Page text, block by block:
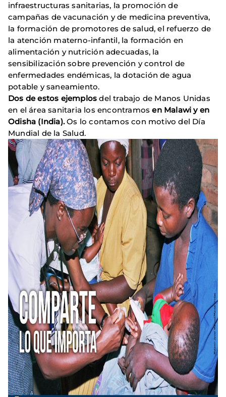
infraestructuras sanitarias, la promoción de
campañas de vacunación y de medicina preventiva,
la formación de promotores de salud, el refuerzo de
la atención materno-infantil, la formación en
alimentación y nutrición adecuadas, la
sensibilización sobre prevención y control de
enfermedades endémicas, la dotación de agua
potable y saneamiento.
Dos de estos ejemplos del trabajo de Manos Unidas
en el área sanitaria los encontramos en Malawi y en
Odisha (India).Os lo contamos con motivo del Día
Mundial de la Salud.